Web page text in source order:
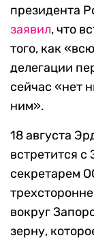
президента
заявил, что
того, как
делегации
сейчас «нет
ним».
18 августа
встретится
секретарем
вокруг
зерну,